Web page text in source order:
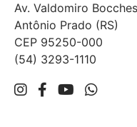
Av. Valdomiro
Antônio Prado (RS)
CEP 95250-000
(54) 3293-1110